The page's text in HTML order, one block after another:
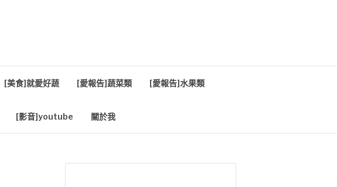
[美食]就愛好蔬 [愛報告]蔬菜類 [愛報告]水果類
[影音]youtube 關於我